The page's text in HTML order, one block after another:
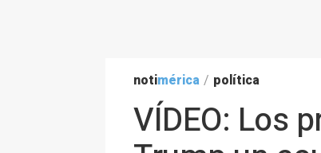
notimérica / política
VÍDEO: Los